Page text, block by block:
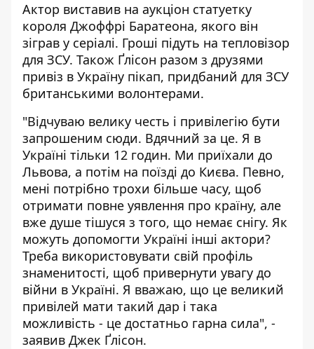
Актор виставив на аукціон статуетку
короля Джоффрі Баратеона, якого він
зіграв у серіалі. Гроші підуть на тепловізор
для ЗСУ. Також Ґлісон разом з друзями
привіз в Україну пікап, придбаний для ЗСУ
британськими волонтерами.
"Відчуваю велику честь і привілегію бути
запрошеним сюди. Вдячний за це. Я в
Україні тільки 12 годин. Ми приїхали до
Львова, а потім на поїзді до Києва. Певно,
мені потрібно трохи більше часу, щоб
отримати повне уявлення про країну, але
вже душе тішуся з того, що немає снігу. Як
можуть допомогти Україні інші актори?
Треба використовувати свій профіль
знаменитості, щоб привернути увагу до
війни в Україні. Я вважаю, що це великий
привілей мати такий дар і така
можливість - це достатньо гарна сила", -
заявив Джек Ґлісон.